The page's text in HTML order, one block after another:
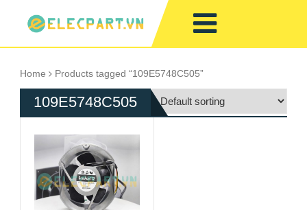
Home Products tagged “109E5748C505”
109E5748C505